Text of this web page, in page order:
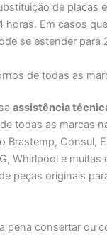
de placas
horas. Em casos
se estender para
de todas as
assistência
todas as marcas
Brastemp, Consul,
Whirlpool e muitas
peças originais
pena consertar ou